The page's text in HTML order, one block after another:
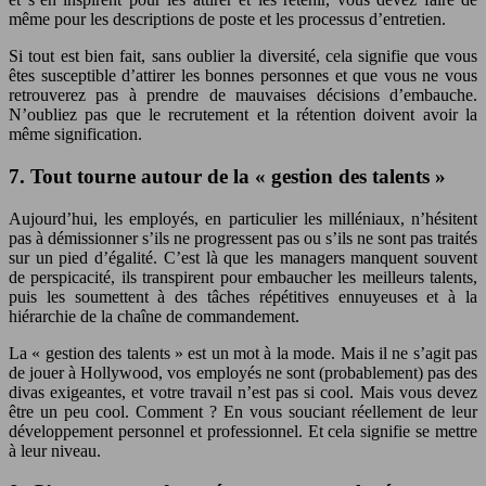
même pour les descriptions de poste et les processus d’entretien.
Si tout est bien fait, sans oublier la diversité, cela signifie que vous
êtes susceptible d’attirer les bonnes personnes et que vous ne vous
retrouverez pas à prendre de mauvaises décisions d’embauche.
N’oubliez pas que le recrutement et la rétention doivent avoir la
même signification.
7. Tout tourne autour de la « gestion des talents »
Aujourd’hui, les employés, en particulier les milléniaux, n’hésitent
pas à démissionner s’ils ne progressent pas ou s’ils ne sont pas traités
sur un pied d’égalité. C’est là que les managers manquent souvent
de perspicacité, ils transpirent pour embaucher les meilleurs talents,
puis les soumettent à des tâches répétitives ennuyeuses et à la
hiérarchie de la chaîne de commandement.
La « gestion des talents » est un mot à la mode. Mais il ne s’agit pas
de jouer à Hollywood, vos employés ne sont (probablement) pas des
divas exigeantes, et votre travail n’est pas si cool. Mais vous devez
être un peu cool. Comment ? En vous souciant réellement de leur
développement personnel et professionnel. Et cela signifie se mettre
à leur niveau.